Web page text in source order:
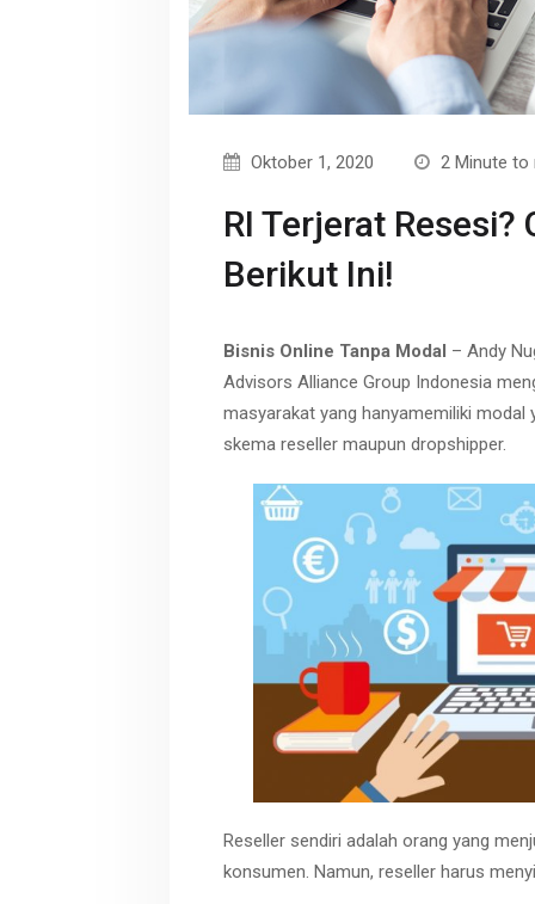
Oktober 1, 2020 2 Minute to
RI Terjerat
Berikut Ini!
Bisnis Online Tanpa Modal – Andy
Advisors Alliance Group Indonesia
masyarakat yang hanyamemiliki modal
skema reseller maupun dropshipper.
Reseller sendiri adalah orang yang
konsumen. Namun, reseller harus